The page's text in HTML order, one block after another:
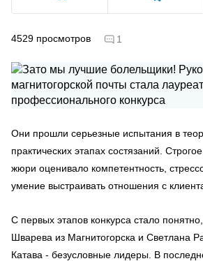
4529 просмотров 1
Они прошли серьезные испытания в
практических этапах состязаний.
жюри оценивало компетентность,
умение выстраивать отношения с
С первых этапов конкурса стало
Шварева из Магнитогорска и Светлана
Катава - безусловные лидеры. В